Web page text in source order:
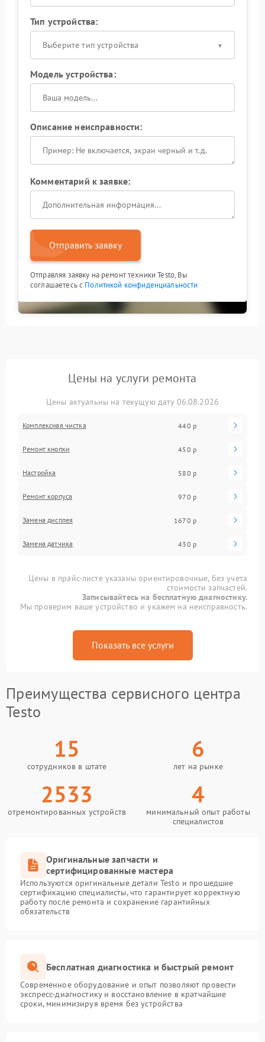
Тип устройства:
Выберите тип устройства
Модель устройства:
Описание неисправности:
Комментарий к заявке:
Отправить заявку
Отправляя заявку на ремонт техники Testo, Вы
соглашаетесь с Политикой конфиденциальности
Цены на услуги ремонта
Цены актуальны на текущую дату 06.08.2026
Комплексная чистка 440 р
Ремонт кнопки 450 р
Настройка 580 р
Ремонт корпуса 970 р
Замена дисплея 1670 р
Замена датчика 430 р
Цены в прайс-листе указаны ориентировочные, без учета
стоимости запчастей.
Записывайтесь на бесплатную диагностику.
Мы проверим ваше устройство и укажем на неисправность.
Показать все услуги
Преимущества сервисного центра
Testo
15
сотрудников в штате
6
лет на рынке
2533
отремонтированных устройств
4
минимальный опыт работы
специалистов
Оригинальные запчасти и
сертифицированные мастера
Используются оригинальные детали Testo и прошедшие
сертификацию специалисты, что гарантирует корректную
работу после ремонта и сохранение гарантийных
обязательств
Бесплатная диагностика и быстрый ремонт
Современное оборудование и опыт позволяют провести
экспресс-диагностику и восстановление в кратчайшие
сроки, минимизируя время без устройства